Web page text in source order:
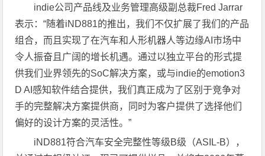
indie公司产品线及业务管理高级副总裁Fred Jarrar
表示：“随着iND881的推出，我们不仅扩展了我们的产品
组合，而且实现了在汽车和人形机器人等边缘AI市场中
令人振奋且广阔的增长机遇。通过以独立平台的形式提
供我们业界领先的SoC解决方案，或与indie的emotion3
D AI感知软件结合提供，我们真正成为了区别于竞争对
手的完整解决方案提供商，同时为客户提供了选择他们
偏好的设计方案的灵活性。”
iND881符合汽车安全完整性等级B级（ASIL-B），